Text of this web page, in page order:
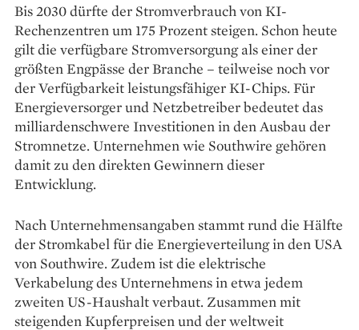
Bis 2030 dürfte der Stromverbrauch von KI-
Rechenzentren um 175 Prozent steigen. Schon heute
gilt die verfügbare Stromversorgung als einer der
größten Engpässe der Branche – teilweise noch vor
der Verfügbarkeit leistungsfähiger KI-Chips. Für
Energieversorger und Netzbetreiber bedeutet das
milliardenschwere Investitionen in den Ausbau der
Stromnetze. Unternehmen wie Southwire gehören
damit zu den direkten Gewinnern dieser
Entwicklung.
Nach Unternehmensangaben stammt rund die Hälfte
der Stromkabel für die Energieverteilung in den USA
von Southwire. Zudem ist die elektrische
Verkabelung des Unternehmens in etwa jedem
zweiten US-Haushalt verbaut. Zusammen mit
steigenden Kupferpreisen und der weltweit